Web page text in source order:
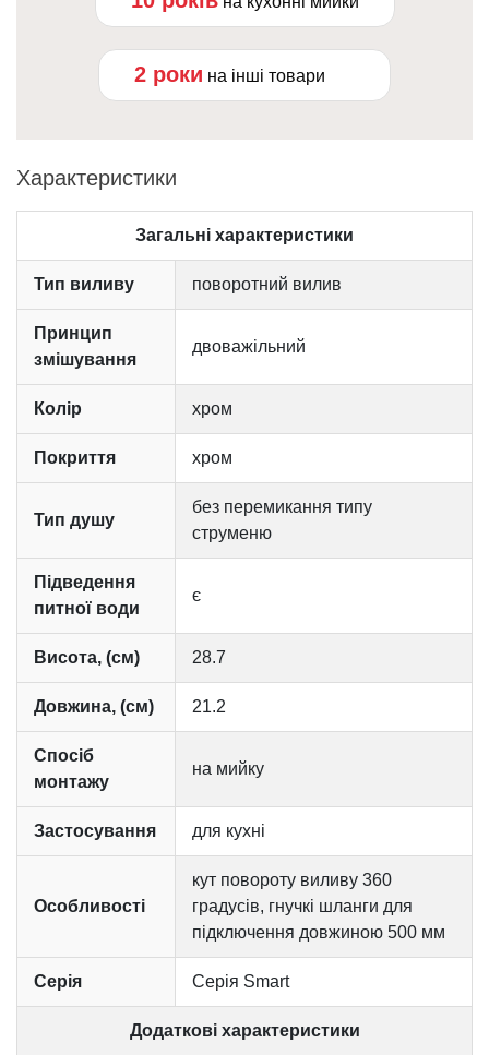
2 роки на інші товари
Характеристики
Загальні характеристики
Тип виливу поворотний вилив
Принцип
змішування
двоважільний
Колір хром
Покриття хром
Тип душу
без перемикання типу
струменю
Підведення
питної води
є
Висота, (см) 28.7
Довжина, (см) 21.2
Спосіб
монтажу
на мийку
Застосування для кухні
Особливості
кут повороту виливу 360
градусів, гнучкі шланги для
підключення довжиною 500 мм
Серія Серія Smart
Додаткові характеристики